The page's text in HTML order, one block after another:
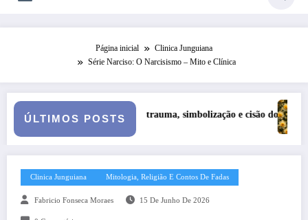
Página inicial
Clinica Junguiana
Série Narciso: O Narcisismo – Mito e Clínica
ÚLTIMOS POSTS
e cisão do self na personalidade “como-se”
Série Narciso: Narcisismo Plural Copa
Clinica Junguiana Mitologia, Religião E Contos De Fadas
Fabricio Fonseca Moraes 15 De Junho De 2026